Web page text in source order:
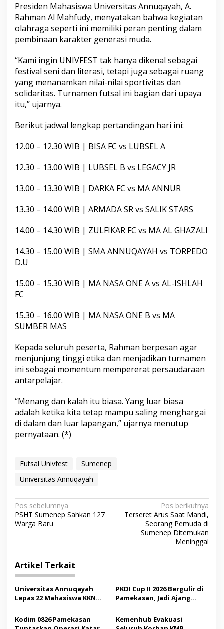
B
E
M
U
n
v
e
r
s
i
s
n
n
q
y
h
Presiden Mahasiswa Universitas Annuqayah, A.
Rahman Al Mahfudy, menyatakan bahwa kegiatan
olahraga seperti ini memiliki peran penting dalam
pembinaan karakter generasi muda.
“Kami ingin UNIVFEST tak hanya dikenal sebagai
festival seni dan literasi, tetapi juga sebagai ruang
yang menanamkan nilai-nilai sportivitas dan
solidaritas. Turnamen futsal ini bagian dari upaya
itu,” ujarnya.
Berikut jadwal lengkap pertandingan hari ini:
12.00 – 12.30 WIB | BISA FC vs LUBSEL A
12.30 – 13.00 WIB | LUBSEL B vs LEGACY JR
13.00 – 13.30 WIB | DARKA FC vs MA ANNUR
13.30 – 14.00 WIB | ARMADA SR vs SALIK STARS
14.00 – 14.30 WIB | ZULFIKAR FC vs MA AL GHAZALI
14.30 – 15.00 WIB | SMA ANNUQAYAH vs TORPEDO
D.U
15.00 – 15.30 WIB | MA NASA ONE A vs AL-ISHLAH
FC
15.30 – 16.00 WIB | MA NASA ONE B vs MA
SUMBER MAS
Kepada seluruh peserta, Rahman berpesan agar
menjunjung tinggi etika dan menjadikan turnamen
ini sebagai momentum mempererat persaudaraan
antarpelajar.
“Menang dan kalah itu biasa. Yang luar biasa
adalah ketika kita tetap mampu saling menghargai
di dalam dan luar lapangan,” ujarnya menutup
pernyataan. (*)
Futsal Univfest
Sumenep
Universitas Annuqayah
N
a
g
a
s
i
p
Pos sebelumnya
PSHT Sumenep Sahkan 127
Warga Baru
Pos berikutnya
Terseret Arus Saat Mandi,
Seorang Pemuda di
Sumenep Ditemukan
Meninggal
Artikel Terkait
Universitas Annuqayah
Lepas 22 Mahasiswa KKN
Saudi
PKDI Cup II 2026 Bergulir di
Pamekasan, Jadi Ajang
Madura
Kodim 0826 Pamekasan
Kemenhub Evakuasi